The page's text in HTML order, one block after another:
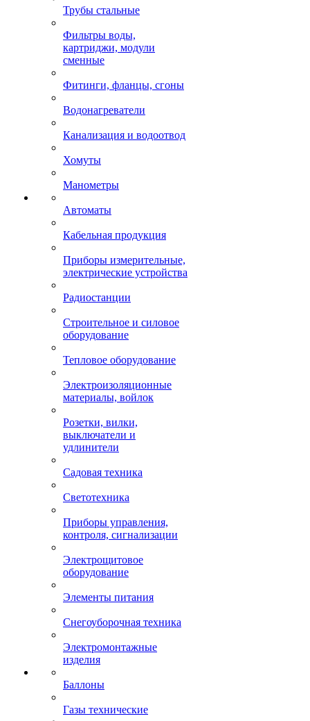
Трубы стальные
Фильтры воды,
картриджи, модули
сменные
Фитинги, фланцы, сгоны
Водонагреватели
Канализация и водоотвод
Хомуты
Манометры
Автоматы
Кабельная продукция
Приборы измерительные,
электрические устройства
Радиостанции
Строительное и силовое
оборудование
Тепловое оборудование
Электроизоляционные
материалы, войлок
Розетки, вилки,
выключатели и
удлинители
Садовая техника
Светотехника
Приборы управления,
контроля, сигнализации
Электрощитовое
оборудование
Элементы питания
Снегоуборочная техника
Электромонтажные
изделия
Баллоны
Газы технические